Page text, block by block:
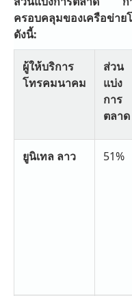
ครอบคลุมของเครือข่
ดังนี้:
ผู้ให้บริการ
โทรคมนาคม
ส่วน
แบ่ง
การ
ตลาด
ยูนิเทล ลาว 51%